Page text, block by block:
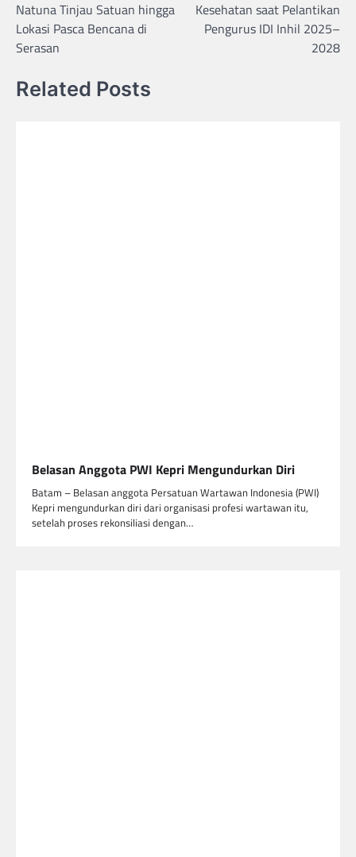
Natuna Tinjau Satuan hingga
Lokasi Pasca Bencana di
Serasan
Kesehatan saat Pelantikan
Pengurus IDI Inhil 2025–
2028
Related Posts
Belasan Anggota PWI Kepri Mengundurkan Diri
Batam – Belasan anggota Persatuan Wartawan Indonesia (PWI)
Kepri mengundurkan diri dari organisasi profesi wartawan itu,
setelah proses rekonsiliasi dengan…